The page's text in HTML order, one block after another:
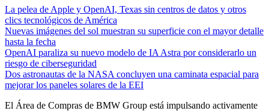
La pelea de Apple y OpenAI, Texas sin centros de datos y otros
clics tecnológicos de América
Nuevas imágenes del sol muestran su superficie con el mayor detalle
hasta la fecha
OpenAI paraliza su nuevo modelo de IA Astra por considerarlo un
riesgo de ciberseguridad
Dos astronautas de la NASA concluyen una caminata espacial para
mejorar los paneles solares de la EEI
El Área de Compras de BMW Group está impulsando activamente